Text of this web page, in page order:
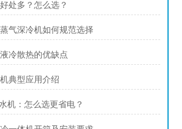
处多？怎么选？
气深冷机如何规范选择
冷散热的优缺点
典型应用介绍
机：怎么选更省电？